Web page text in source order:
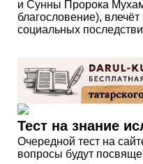
и Сунны Пророка
благословение),
социальных
Тест на знание
Очередной тест на
вопросы будут